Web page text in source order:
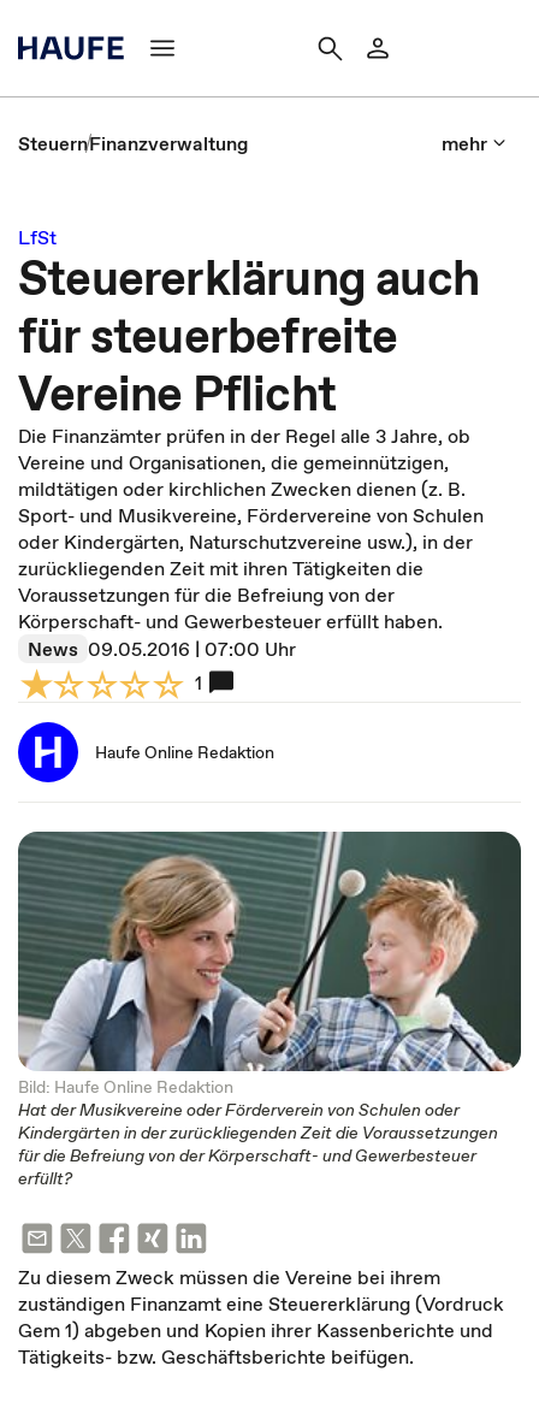
SteuernFinanzverwaltung mehr
LfSt
Steuererklärung auch
für steuerbefreite
Vereine Pflicht
Die Finanzämter prüfen in der Regel alle 3 Jahre, ob
Vereine und Organisationen, die gemeinnützigen,
mildtätigen oder kirchlichen Zwecken dienen (z. B.
Sport- und Musikvereine, Fördervereine von Schulen
oder Kindergärten, Naturschutzvereine usw.), in der
zurückliegenden Zeit mit ihren Tätigkeiten die
Voraussetzungen für die Befreiung von der
Körperschaft- und Gewerbesteuer erfüllt haben.
News 09.05.2016 | 07:00 Uhr
1
Haufe Online Redaktion
Bild: Haufe Online Redaktion
Hat der Musikvereine oder Förderverein von Schulen oder
Kindergärten in der zurückliegenden Zeit die Voraussetzungen
für die Befreiung von der Körperschaft- und Gewerbesteuer
erfüllt?
Zu diesem Zweck müssen die Vereine bei ihrem
zuständigen Finanzamt eine Steuererklärung (Vordruck
Gem 1) abgeben und Kopien ihrer Kassenberichte und
Tätigkeits- bzw. Geschäftsberichte beifügen.